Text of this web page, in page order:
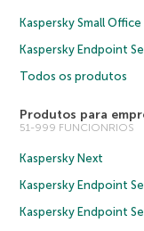
Kaspersky Small
Kaspersky Endpoint
Todos os produtos
Produtos para
51-999 FUNCIONRIOS
Kaspersky Next
Kaspersky Endpoint
Kaspersky Endpoint